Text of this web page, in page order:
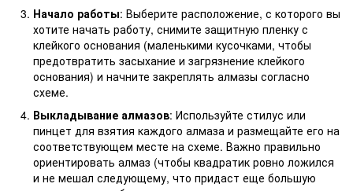
Начало работы: Выберите расположение, с которого вы
хотите начать работу, снимите защитную пленку с
клейкого основания (маленькими кусочками, чтобы
предотвратить засыхание и загрязнение клейкого
основания) и начните закреплять алмазы согласно
схеме.
Выкладывание алмазов: Используйте стилус или
пинцет для взятия каждого алмаза и размещайте его на
соответствующем месте на схеме. Важно правильно
ориентировать алмаз (чтобы квадратик ровно ложился
и не мешал следующему, что придаст еще большую